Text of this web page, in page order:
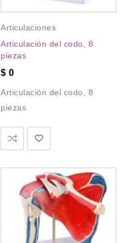
Articulaciones
Articulación del codo, 8
piezas
$ 0
Articulación del codo, 8
piezas